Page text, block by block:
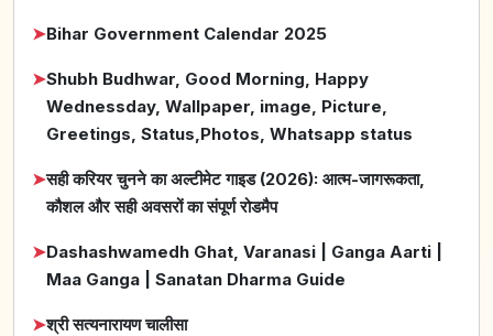
➤Bihar Government Calendar 2025
➤Shubh Budhwar, Good Morning, Happy
Wednessday, Wallpaper, image, Picture,
Greetings, Status,Photos, Whatsapp status
➤सही करियर चुनने का अल्टीमेट गाइड (2026): आत्म-जागरूकता,
कौशल और सही अवसरों का संपूर्ण रोडमैप
➤Dashashwamedh Ghat, Varanasi | Ganga Aarti |
Maa Ganga | Sanatan Dharma Guide
➤श्री सत्यनारायण चालीसा